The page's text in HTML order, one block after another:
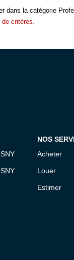
dans la catégorie
critères.
NOS
Acheter
Louer
Estimer